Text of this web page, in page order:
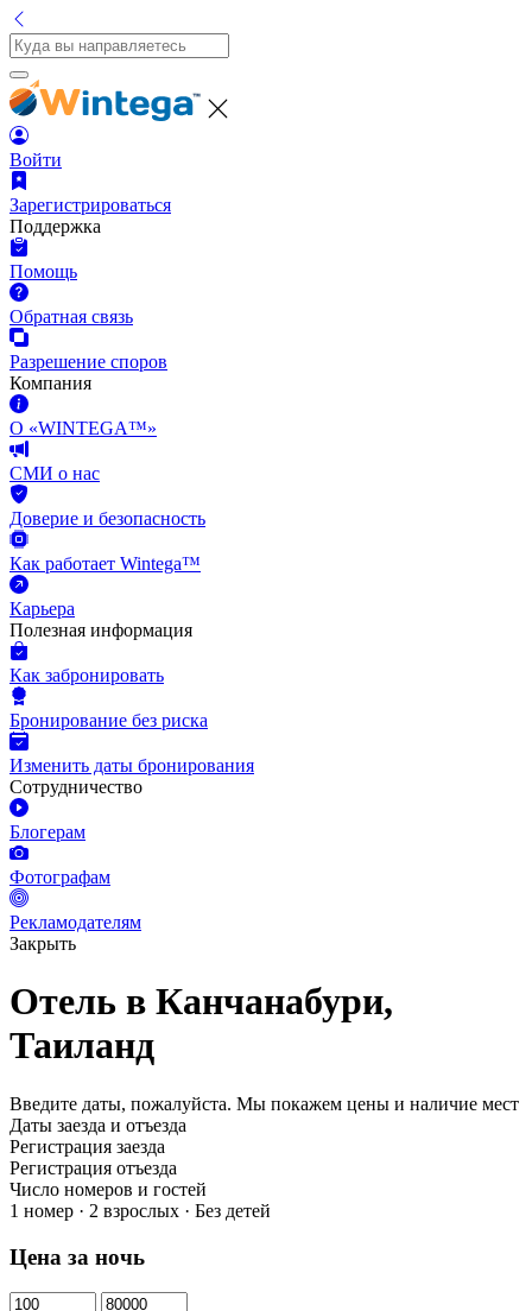
Войти
Зарегистрироваться
Поддержка
Помощь
Обратная связь
Разрешение споров
Компания
О «WINTEGA™»
СМИ о нас
Доверие и безопасность
Как работает Wintega™
Карьера
Полезная информация
Как забронировать
Бронирование без риска
Изменить даты бронирования
Сотрудничество
Блогерам
Фотографам
Рекламодателям
Закрыть
Отель в Канчанабури,
Таиланд
Введите даты, пожалуйста. Мы покажем цены и наличие мест
Даты заезда и отъезда
Регистрация заезда
Регистрация отъезда
Число номеров и гостей
1 номер · 2 взрослых · Без детей
Цена за ночь